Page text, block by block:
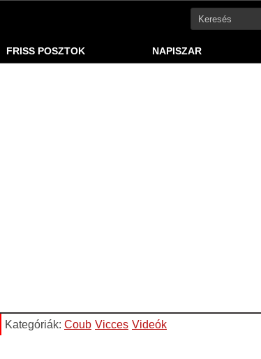
FRISS POSZTOK NAPISZAR
Kategóriák: Coub Vicces Videók